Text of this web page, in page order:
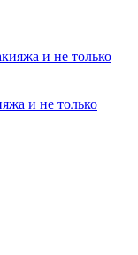
и не только